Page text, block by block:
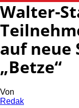
Walter-
auf neue
„Betze“
Von
Redak